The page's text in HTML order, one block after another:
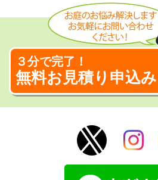
３分で完了！
無料お見積り申込み